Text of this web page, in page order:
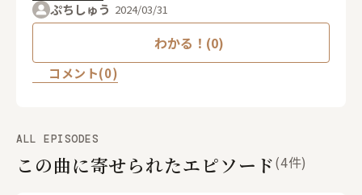
ぷちしゅう 2024/03/31
わかる！(0)
コメント(0)
ALL EPISODES
この曲に寄せられたエピソード(4件)